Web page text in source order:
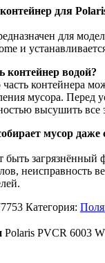
для
для
и
водой?
контейнера
мусора. Перед
высушить все
мусор
загрязнённый
неисправность
Категория:
Polaris PVCR 6003